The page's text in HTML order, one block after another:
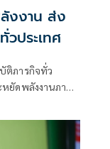
ลังงาน ส่ง
ประเทศ
ติภารกิจทั่ว
หยัดพลังงานภาค